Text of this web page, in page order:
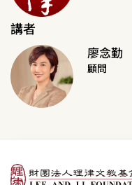
講者
廖念勤
顧問